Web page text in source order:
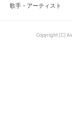
歌手・アーティスト
Copyright (C)